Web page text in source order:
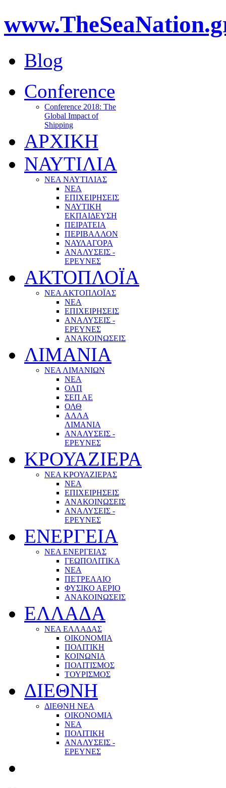
Blog
Conference
Conference 2018: The
Global Impact of
Shipping
ΑΡΧΙΚΗ
ΝΑΥΤΙΛΙΑ
ΝΕΑ ΝΑΥΤΙΛΙΑΣ
ΝΕΑ
ΕΠΙΧΕΙΡΗΣΕΙΣ
ΝΑΥΤΙΚΗ
ΕΚΠΑΙΔΕΥΣΗ
ΠΕΙΡΑΤΕΙΑ
ΠΕΡΙΒΑΛΛΟΝ
ΝΑΥΛΑΓΟΡΑ
ΑΝΑΛΥΣΕΙΣ -
ΕΡΕΥΝΕΣ
ΑΚΤΟΠΛΟΪΑ
ΝΕΑ ΑΚΤΟΠΛΟΪΑΣ
ΝΕΑ
ΕΠΙΧΕΙΡΗΣΕΙΣ
ΑΝΑΛΥΣΕΙΣ -
ΕΡΕΥΝΕΣ
ΑΝΑΚΟΙΝΩΣΕΙΣ
ΛΙΜΑΝΙΑ
ΝΕΑ ΛΙΜΑΝΙΩΝ
ΝΕΑ
ΟΛΠ
ΣΕΠ ΑΕ
ΟΛΘ
ΑΛΛΑ
ΛΙΜΑΝΙΑ
ΑΝΑΛΥΣΕΙΣ -
ΕΡΕΥΝΕΣ
ΚΡΟΥΑΖΙΕΡΑ
ΝΕΑ ΚΡΟΥΑΖΙΕΡΑΣ
NEA
ΕΠΙΧΕΙΡΗΣΕΙΣ
ΑΝΑΚΟΙΝΩΣΕΙΣ
ΑΝΑΛΥΣΕΙΣ -
ΕΡΕΥΝΕΣ
ΕΝΕΡΓΕΙΑ
ΝΕΑ ΕΝΕΡΓΕΙΑΣ
ΓΕΩΠΟΛΙΤΙΚΑ
ΝΕΑ
ΠΕΤΡΕΛΑΙΟ
ΦΥΣΙΚΟ ΑΕΡΙΟ
ΑΝΑΚΟΙΝΩΣΕΙΣ
ΕΛΛΑΔΑ
ΝΕΑ ΕΛΛΑΔΑΣ
ΟΙΚΟΝΟΜΙΑ
ΠΟΛΙΤΙΚΗ
ΚΟΙΝΩΝΙΑ
ΠΟΛΙΤΙΣΜΟΣ
ΤΟΥΡΙΣΜΟΣ
ΔΙΕΘΝΗ
ΔΙΕΘΝΗ ΝΕΑ
ΟΙΚΟΝΟΜΙΑ
ΝΕΑ
ΠΟΛΙΤΙΚΗ
ΑΝΑΛΥΣΕΙΣ -
ΕΡΕΥΝΕΣ